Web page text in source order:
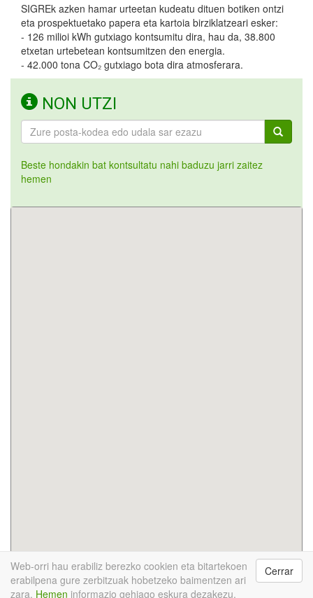
SIGREk azken hamar urteetan kudeatu dituen botiken ontzi
eta prospektuetako papera eta kartoia birziklatzeari esker:
- 126 milioi kWh gutxiago kontsumitu dira, hau da, 38.800
etxetan urtebetean kontsumitzen den energia.
- 42.000 tona CO₂ gutxiago bota dira atmosferara.
NON UTZI
Beste hondakin bat kontsultatu nahi baduzu jarri zaitez
hemen
Cerrar
Web-orri hau erabiliz berezko cookien eta bitartekoen
erabilpena gure zerbitzuak hobetzeko baimentzen ari
zara. Hemen informazio gehiago eskura dezakezu.
InfoRecikla © 2017 Hondakina bilatu
Puntu berde
mugikorraren egutegia
App deskarga ezazu
Berriak